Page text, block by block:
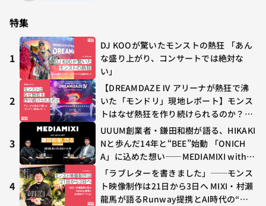
特集
1
DJ KOOが驚いたモンストの熱狂 「あん
な盛り上がり、コンサートでは絶対な
い」
2
【DREAMDAZE Ⅳ アリーナが熱狂で沸
いた「モンドリ」現地レポート】モンス
トはなぜ熱狂を作り続けられるのか？コ
ラボ初の“真獣神化”やDJ KOO、てつ
や、兎田ぺこら、壱百満天原サロメらも
集結
3
UUUM創業者・鎌田和樹が語る、HIKAKI
Nと歩んだ14年と“BEE”始動 「ONICH
A」に込めた想い——MEDIAMIXI with in
terfm #3
4
「ラブレターを書きました」──モンス
ト映像制作は21日から3日へ MIXI・村瀨
龍馬が語るRunway提携とAI時代の“つ